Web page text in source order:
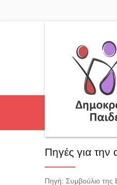
Πηγές για την
Πηγή: Συμβούλιο της